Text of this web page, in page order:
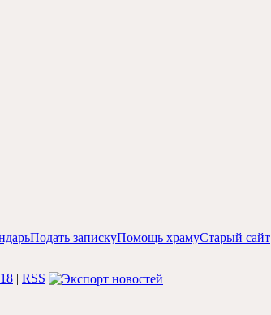
Подать запискуПомощь храмуСтарый сайт
| RSS